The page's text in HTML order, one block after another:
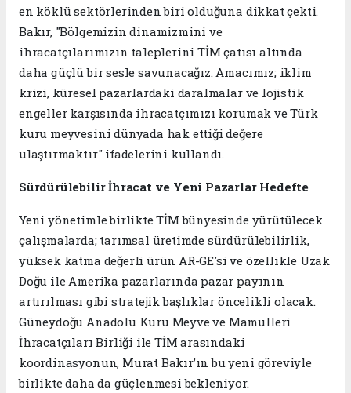
en köklü sektörlerinden biri olduğuna dikkat çekti.
Bakır, "Bölgemizin dinamizmini ve
ihracatçılarımızın taleplerini TİM çatısı altında
daha güçlü bir sesle savunacağız. Amacımız; iklim
krizi, küresel pazarlardaki daralmalar ve lojistik
engeller karşısında ihracatçımızı korumak ve Türk
kuru meyvesini dünyada hak ettiği değere
ulaştırmaktır" ifadelerini kullandı.
Sürdürülebilir İhracat ve Yeni Pazarlar Hedefte
Yeni yönetimle birlikte TİM bünyesinde yürütülecek
çalışmalarda; tarımsal üretimde sürdürülebilirlik,
yüksek katma değerli ürün AR-GE'si ve özellikle Uzak
Doğu ile Amerika pazarlarında pazar payının
artırılması gibi stratejik başlıklar öncelikli olacak.
Güneydoğu Anadolu Kuru Meyve ve Mamulleri
İhracatçıları Birliği ile TİM arasındaki
koordinasyonun, Murat Bakır’ın bu yeni göreviyle
birlikte daha da güçlenmesi bekleniyor.